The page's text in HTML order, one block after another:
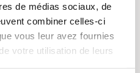
de médias sociaux, de
combiner celles-ci
vous leur avez fournies
votre utilisation de leurs